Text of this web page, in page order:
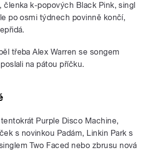
členka k-popových Black Pink, singl
po osmi týdnech povinně končí,
třeba Alex Warren se songem
na pátou příčku.
Purple Disco Machine,
s novinkou Padám, Linkin Park s
Two Faced nebo zbrusu nová